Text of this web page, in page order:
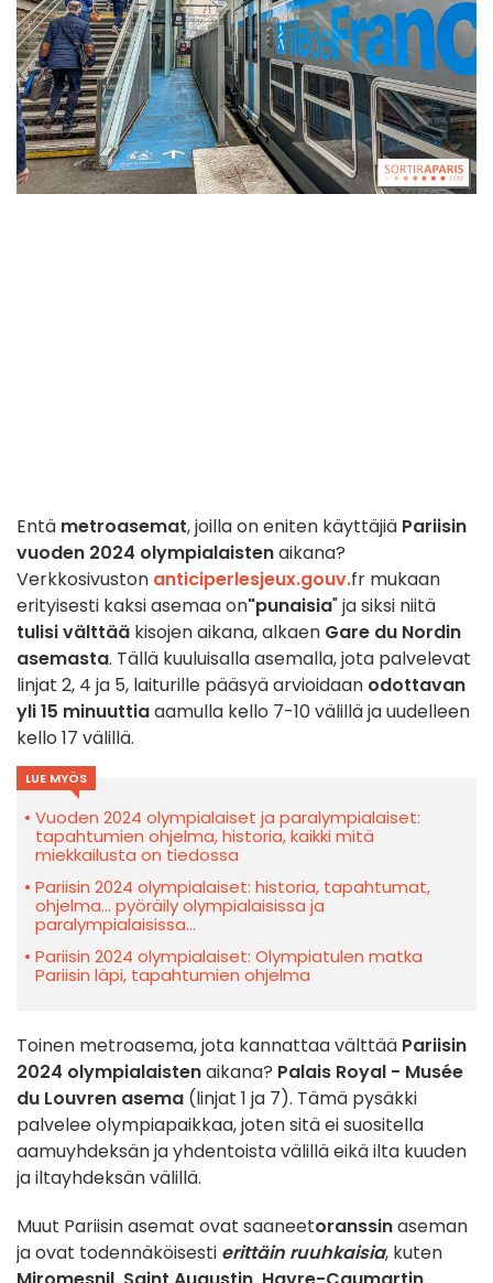
Entä metroasemat, joilla on eniten käyttäjiä Pariisin
vuoden 2024 olympialaistenaikana?
Verkkosivuston anticiperlesjeux.gouv.fr mukaan
erityisesti kaksi asemaa on"punaisia" ja siksi niitä
tulisi välttää kisojen aikana, alkaen Gare du Nordin
asemasta. Tällä kuuluisalla asemalla, jota palvelevat
linjat 2, 4 ja 5, laiturille pääsyä arvioidaan odottavan
yli 15 minuuttiaaamulla kello 7-10 välillä ja uudelleen
kello 17 välillä.
LUE MYÖS
Vuoden 2024 olympialaiset ja paralympialaiset:
tapahtumien ohjelma, historia, kaikki mitä
miekkailusta on tiedossa
Pariisin 2024 olympialaiset: historia, tapahtumat,
ohjelma... pyöräily olympialaisissa ja
paralympialaisissa...
Pariisin 2024 olympialaiset: Olympiatulen matka
Pariisin läpi, tapahtumien ohjelma
Toinen metroasema, jota kannattaa välttää Pariisin
2024 olympialaistenaikana? Palais Royal - Musée
du Louvren asema (linjat 1 ja 7). Tämä pysäkki
palvelee olympiapaikkaa, joten sitä ei suositella
aamuyhdeksän ja yhdentoista välillä eikä ilta kuuden
ja iltayhdeksän välillä.
Muut Pariisin asemat ovat saaneetoranssinaseman
ja ovat todennäköisesti erittäin ruuhkaisia, kuten